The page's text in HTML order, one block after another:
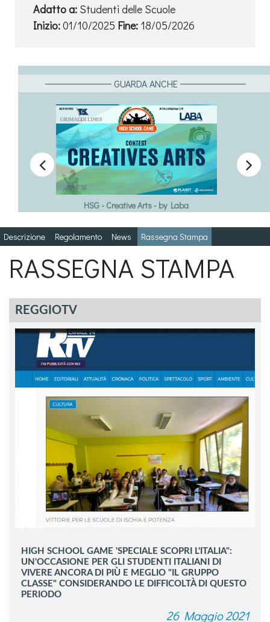
Adatto a: Studenti delle Scuole
Inizio:01/10/2025 Fine: 18/05/2026
GUARDA ANCHE
HSG Voci di Donna: SeDicoNoèNo.
 
Descrizione Regolamento News Rassegna Stampa
RASSEGNA STAMPA
REGGIOTV
HIGH SCHOOL GAME 'SPECIALE SCOPRI L'ITALIA":
UN'OCCASIONE PER GLI STUDENTI ITALIANI DI
VIVERE ANCORA DI PIÙ E MEGLIO "IL GRUPPO
CLASSE" CONSIDERANDO LE DIFFICOLTÀ DI QUESTO
PERIODO
26 Maggio 2021